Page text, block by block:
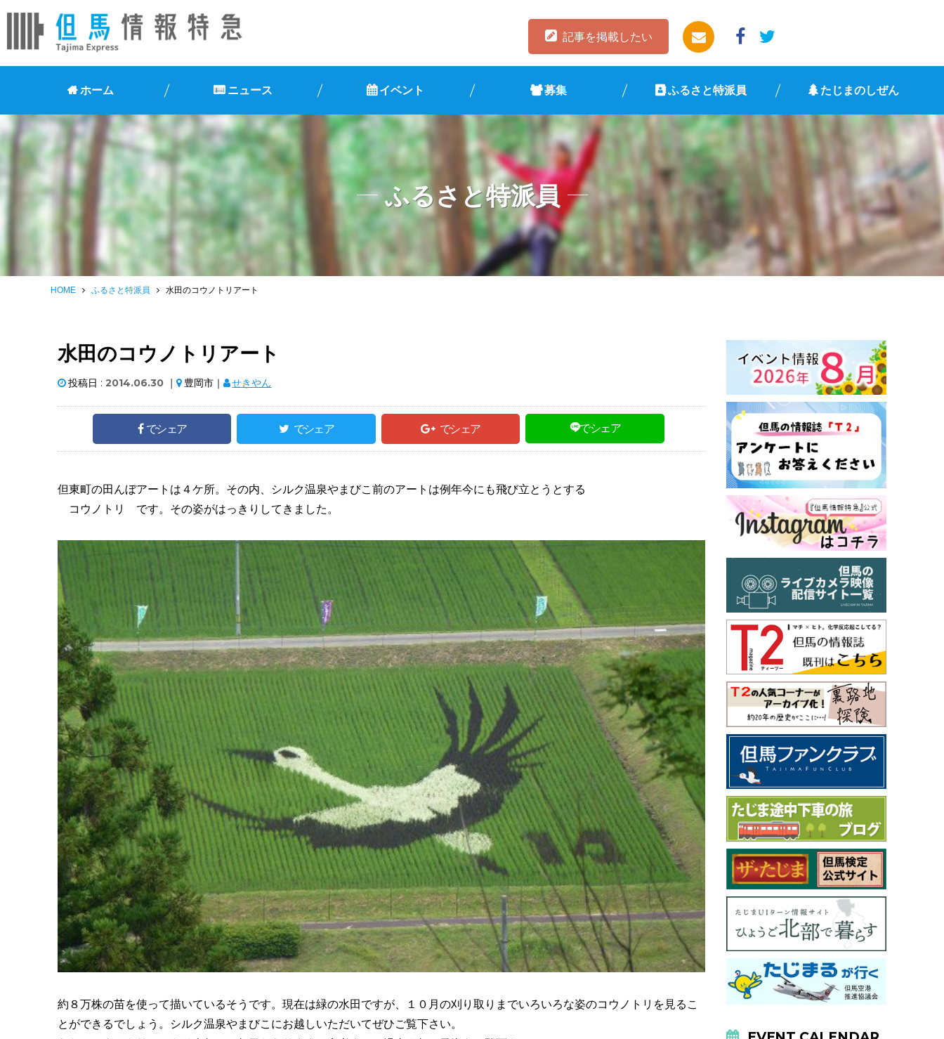
記事を掲載したい
ホーム ニュース イベント 募集 ふるさと特派員 たじまのしぜん
ふるさと特派員
HOME ふるさと特派員 水田のコウノトリアート
水田のコウノトリアート
投稿日 : 2014.06.30｜ 豊岡市｜ せきやん
でシェア でシェア でシェア でシェア
但東町の田んぼアートは４ケ所。その内、シルク温泉やまびこ前のアートは例年今にも飛び立とうとする
コウノトリ です。その姿がはっきりしてきました。
約８万株の苗を使って描いているそうです。現在は緑の水田ですが、１０月の刈り取りまでいろいろな姿のコウノトリを見るこ
とができるでしょう。シルク温泉やまびこにお越しいただいてぜひご覧下さい。